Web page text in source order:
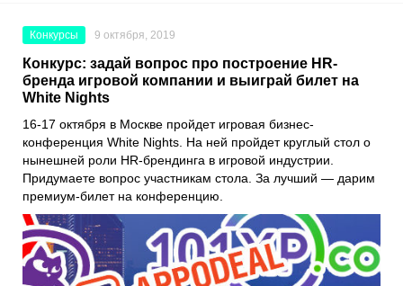
Конкурсы 9 октября, 2019
Конкурс: задай вопрос про построение HR-
бренда игровой компании и выиграй билет на
White Nights
16-17 октября в Москве пройдет игровая бизнес-
конференция White Nights . На ней пройдет круглый стол о
нынешней роли HR-брендинга в игровой индустрии.
Придумаете вопрос участникам стола. За лучший — дарим
премиум-билет на конференцию.